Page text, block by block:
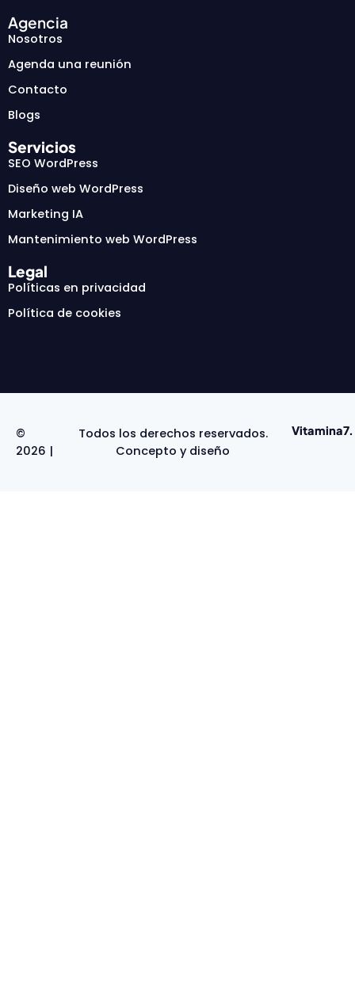
Agencia
Nosotros
Agenda una reunión
Contacto
Blogs
Servicios
SEO WordPress
Diseño web WordPress
Marketing IA
Mantenimiento web WordPress
Legal
Políticas en privacidad
Política de cookies
©
2026 |
Todos los derechos reservados.
Concepto y diseño
Vitamina7.